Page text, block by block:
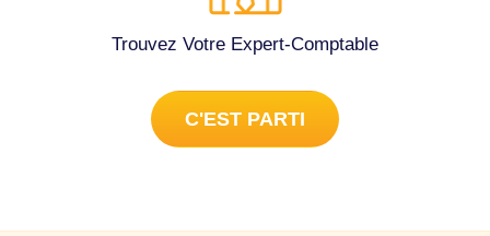
Trouvez Votre Expert-Comptable
C'EST PARTI